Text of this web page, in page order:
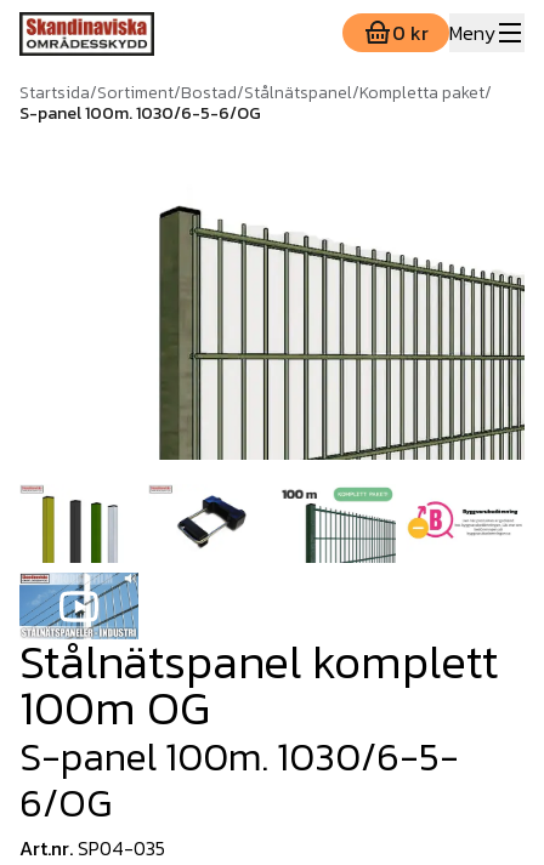
0 kr Meny
Startsida/Sortiment/Bostad/Stålnätspanel/Kompletta paket/
S-panel 100m. 1030/6-5-6/OG
Stålnätspanel komplett
100m OG
S-panel 100m. 1030/6-5-
6/OG
Art.nr.SP04-035